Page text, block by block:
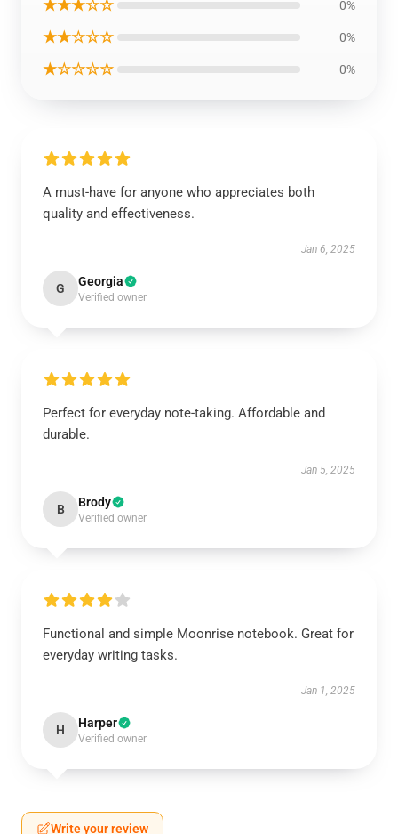
★★★☆☆ 0%
★★☆☆☆ 0%
★☆☆☆☆ 0%
A must-have for anyone who appreciates both
quality and effectiveness.
Jan 6, 2025
G Georgia
Verified owner
Perfect for everyday note-taking. Affordable and
durable.
Jan 5, 2025
B Brody
Verified owner
Functional and simple Moonrise notebook. Great for
everyday writing tasks.
Jan 1, 2025
H Harper
Verified owner
Write your review